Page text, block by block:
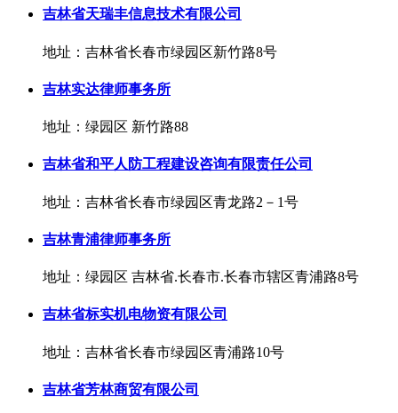
吉林省天瑞丰信息技术有限公司
地址：吉林省长春市绿园区新竹路8号
吉林实达律师事务所
地址：绿园区 新竹路88
吉林省和平人防工程建设咨询有限责任公司
地址：吉林省长春市绿园区青龙路2－1号
吉林青浦律师事务所
地址：绿园区 吉林省.长春市.长春市辖区青浦路8号
吉林省标实机电物资有限公司
地址：吉林省长春市绿园区青浦路10号
吉林省芳林商贸有限公司